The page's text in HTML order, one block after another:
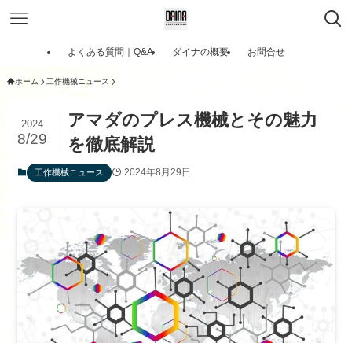
よくある質問｜Q&A ダイナの概要 お問合せ
ホーム 工作機械ニュース
アマダのプレス機械とその魅力
を徹底解説
2024
8/29
工作機械ニュース 2024年8月29日